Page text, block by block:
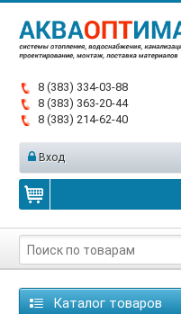
8 (383) 334-03-88
8 (383) 363-20-44
8 (383) 214-62-40
Вход
Каталог товаров